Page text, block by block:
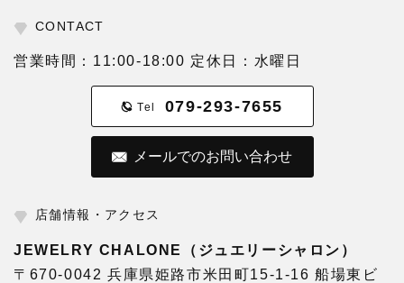
CONTACT
営業時間：11:00-18:00 定休日：水曜日
Tel 079-293-7655
メールでのお問い合わせ
店舗情報・アクセス
JEWELRY CHALONE（ジュエリーシャロン）
〒670-0042 兵庫県姫路市米田町15-1-16 船場東ビ